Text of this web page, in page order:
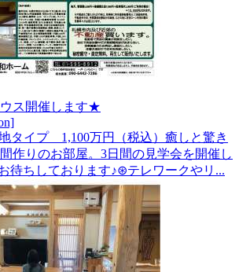
ス開催します★
タイプ 1,100万円（税込）癒しと驚き
作りのお部屋。3日間の見学会を開催し
待ちしております♪⊛テレワークやリ...